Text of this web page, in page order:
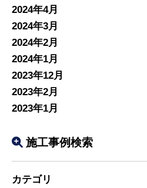
2024年4月
2024年3月
2024年2月
2024年1月
2023年12月
2023年2月
2023年1月
施工事例検索
カテゴリ